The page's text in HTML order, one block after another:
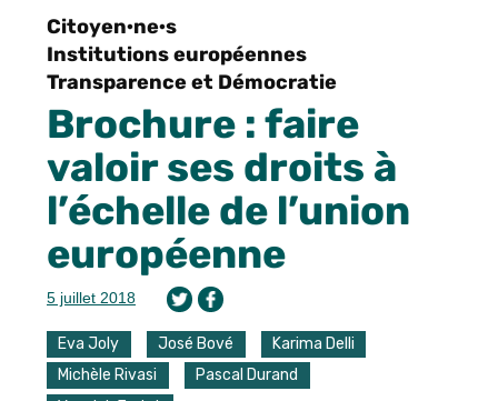
Citoyen·ne·s
Institutions européennes
Transparence et Démocratie
Brochure : faire
valoir ses droits à
l’échelle de l’union
européenne
5 juillet 2018
Eva Joly José Bové
Karima Delli
Michèle Rivasi
Pascal Durand